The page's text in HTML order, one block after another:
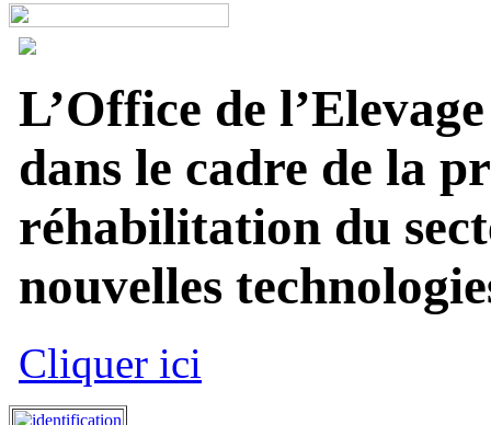
L’Office de
dans le cadre de la
réhabilitation du
nouvelles
Cliquer ici